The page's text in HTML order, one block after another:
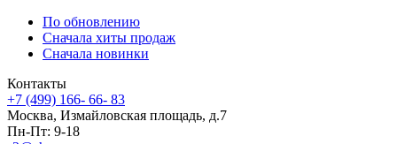
По обновлению
Сначала хиты продаж
Сначала новинки
Контакты
+7 (499) 166- 66- 83
Москва, Измайловская площадь, д.7
Пн-Пт: 9-18